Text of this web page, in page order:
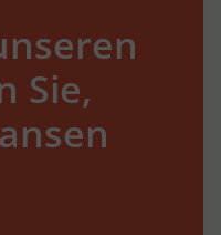
Sie,